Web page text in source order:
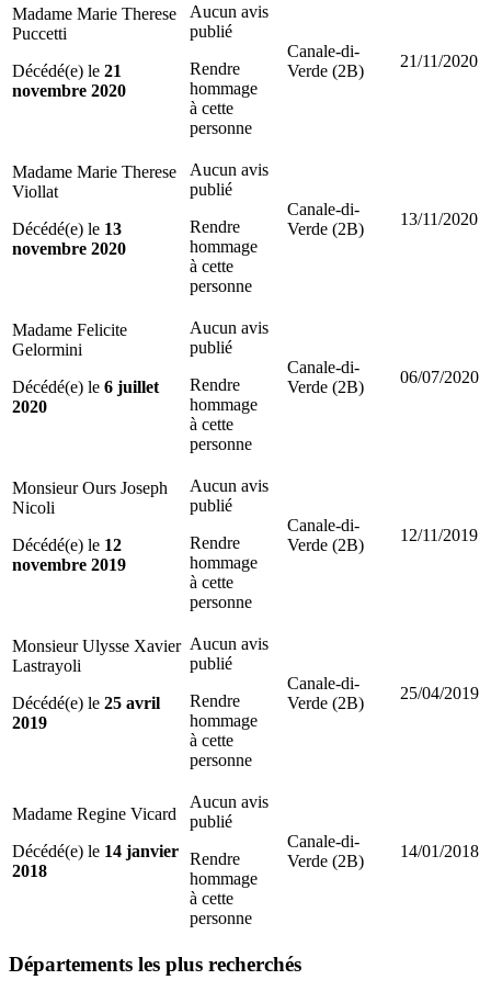
Madame Marie Therese
Puccetti
Décédé(e) le 21
novembre 2020
Aucun avis
publié
Rendre
hommage
à cette
personne
Canale-di-
Verde (2B)
21/11/2020
Madame Marie Therese
Viollat
Décédé(e) le 13
novembre 2020
Aucun avis
publié
Rendre
hommage
à cette
personne
Canale-di-
Verde (2B)
13/11/2020
Madame Felicite
Gelormini
Décédé(e) le 6 juillet
2020
Aucun avis
publié
Rendre
hommage
à cette
personne
Canale-di-
Verde (2B)
06/07/2020
Monsieur Ours Joseph
Nicoli
Décédé(e) le 12
novembre 2019
Aucun avis
publié
Rendre
hommage
à cette
personne
Canale-di-
Verde (2B)
12/11/2019
Monsieur Ulysse Xavier
Lastrayoli
Décédé(e) le 25 avril
2019
Aucun avis
publié
Rendre
hommage
à cette
personne
Canale-di-
Verde (2B)
25/04/2019
Madame Regine Vicard
Décédé(e) le 14 janvier
2018
Aucun avis
publié
Rendre
hommage
à cette
personne
Canale-di-
Verde (2B)
14/01/2018
Départements les plus recherchés